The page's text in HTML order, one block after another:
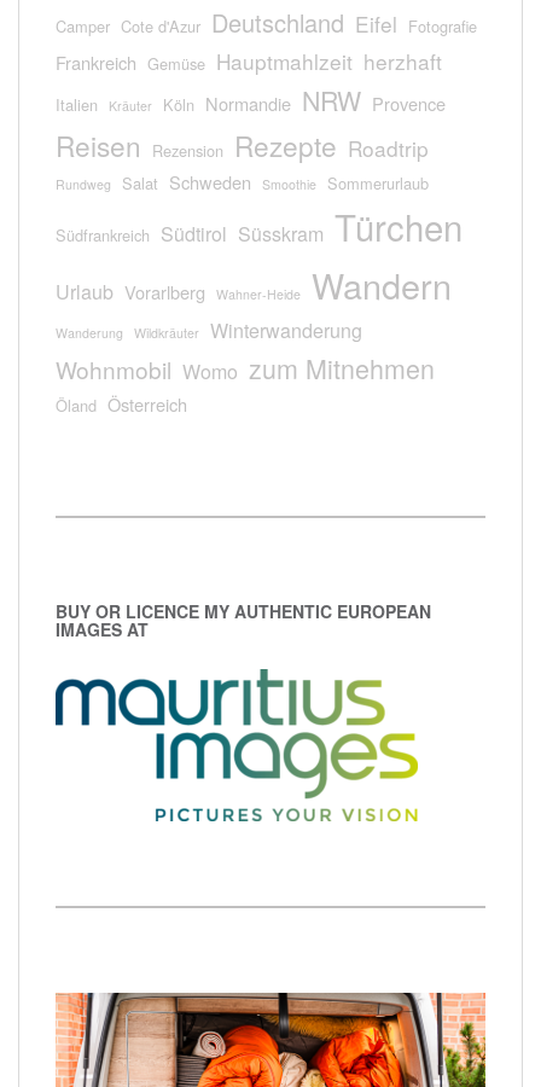
Camper Cote d'Azur Deutschland Eifel Fotografie
Frankreich Gemüse Hauptmahlzeit herzhaft
Italien Kräuter Köln Normandie NRW Provence
Reisen Rezension Rezepte Roadtrip
Rundweg Salat Schweden Smoothie Sommerurlaub
Südfrankreich Südtirol Süsskram Türchen
Urlaub Vorarlberg Wahner-Heide Wandern
Wanderung Wildkräuter Winterwanderung
Wohnmobil Womo zum Mitnehmen
Öland Österreich
BUY OR LICENCE MY AUTHENTIC EUROPEAN
IMAGES AT